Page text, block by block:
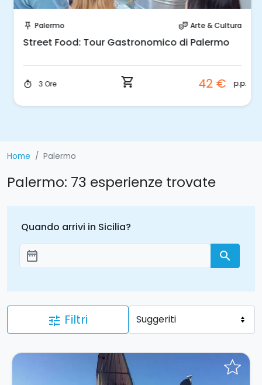
push_pin Palermo theater_comedy Arte & Cultura
Street Food: Tour Gastronomico di Palermo
timer 3 Ore shopping_cart 42 € p.p.
Home Palermo
Palermo: 73 esperienze trovate
Quando arrivi in Sicilia?
Aggiungi le date
date_range search
tune Filtri